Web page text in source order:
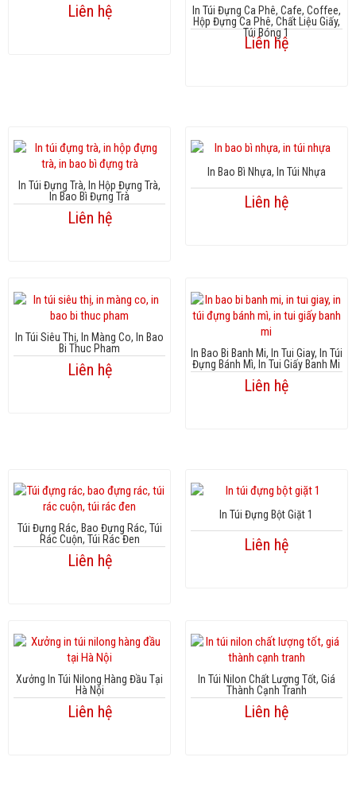
Liên hệ
In Túi Đựng Ca Phê, Cafe, Coffee,
Hộp Đựng Ca Phê, Chất Liệu Giấy,
Túi Bóng 1
Liên hệ
In Túi Đựng Trà, In Hộp Đựng Trà,
In Bao Bì Đựng Trà
Liên hệ
In Bao Bì Nhựa, In Túi Nhựa
Liên hệ
In Túi Siêu Thị, In Màng Co, In Bao
Bi Thuc Pham
Liên hệ
In Bao Bi Banh Mi, In Tui Giay, In Túi
Đựng Bánh Mì, In Tui Giấy Banh Mi
Liên hệ
Túi Đựng Rác, Bao Đựng Rác, Túi
Rác Cuộn, Túi Rác Đen
Liên hệ
In Túi Đựng Bột Giặt 1
Liên hệ
Xưởng In Túi Nilong Hàng Đầu Tại
Hà Nội
Liên hệ
In Túi Nilon Chất Lượng Tốt, Giá
Thành Cạnh Tranh
Liên hệ